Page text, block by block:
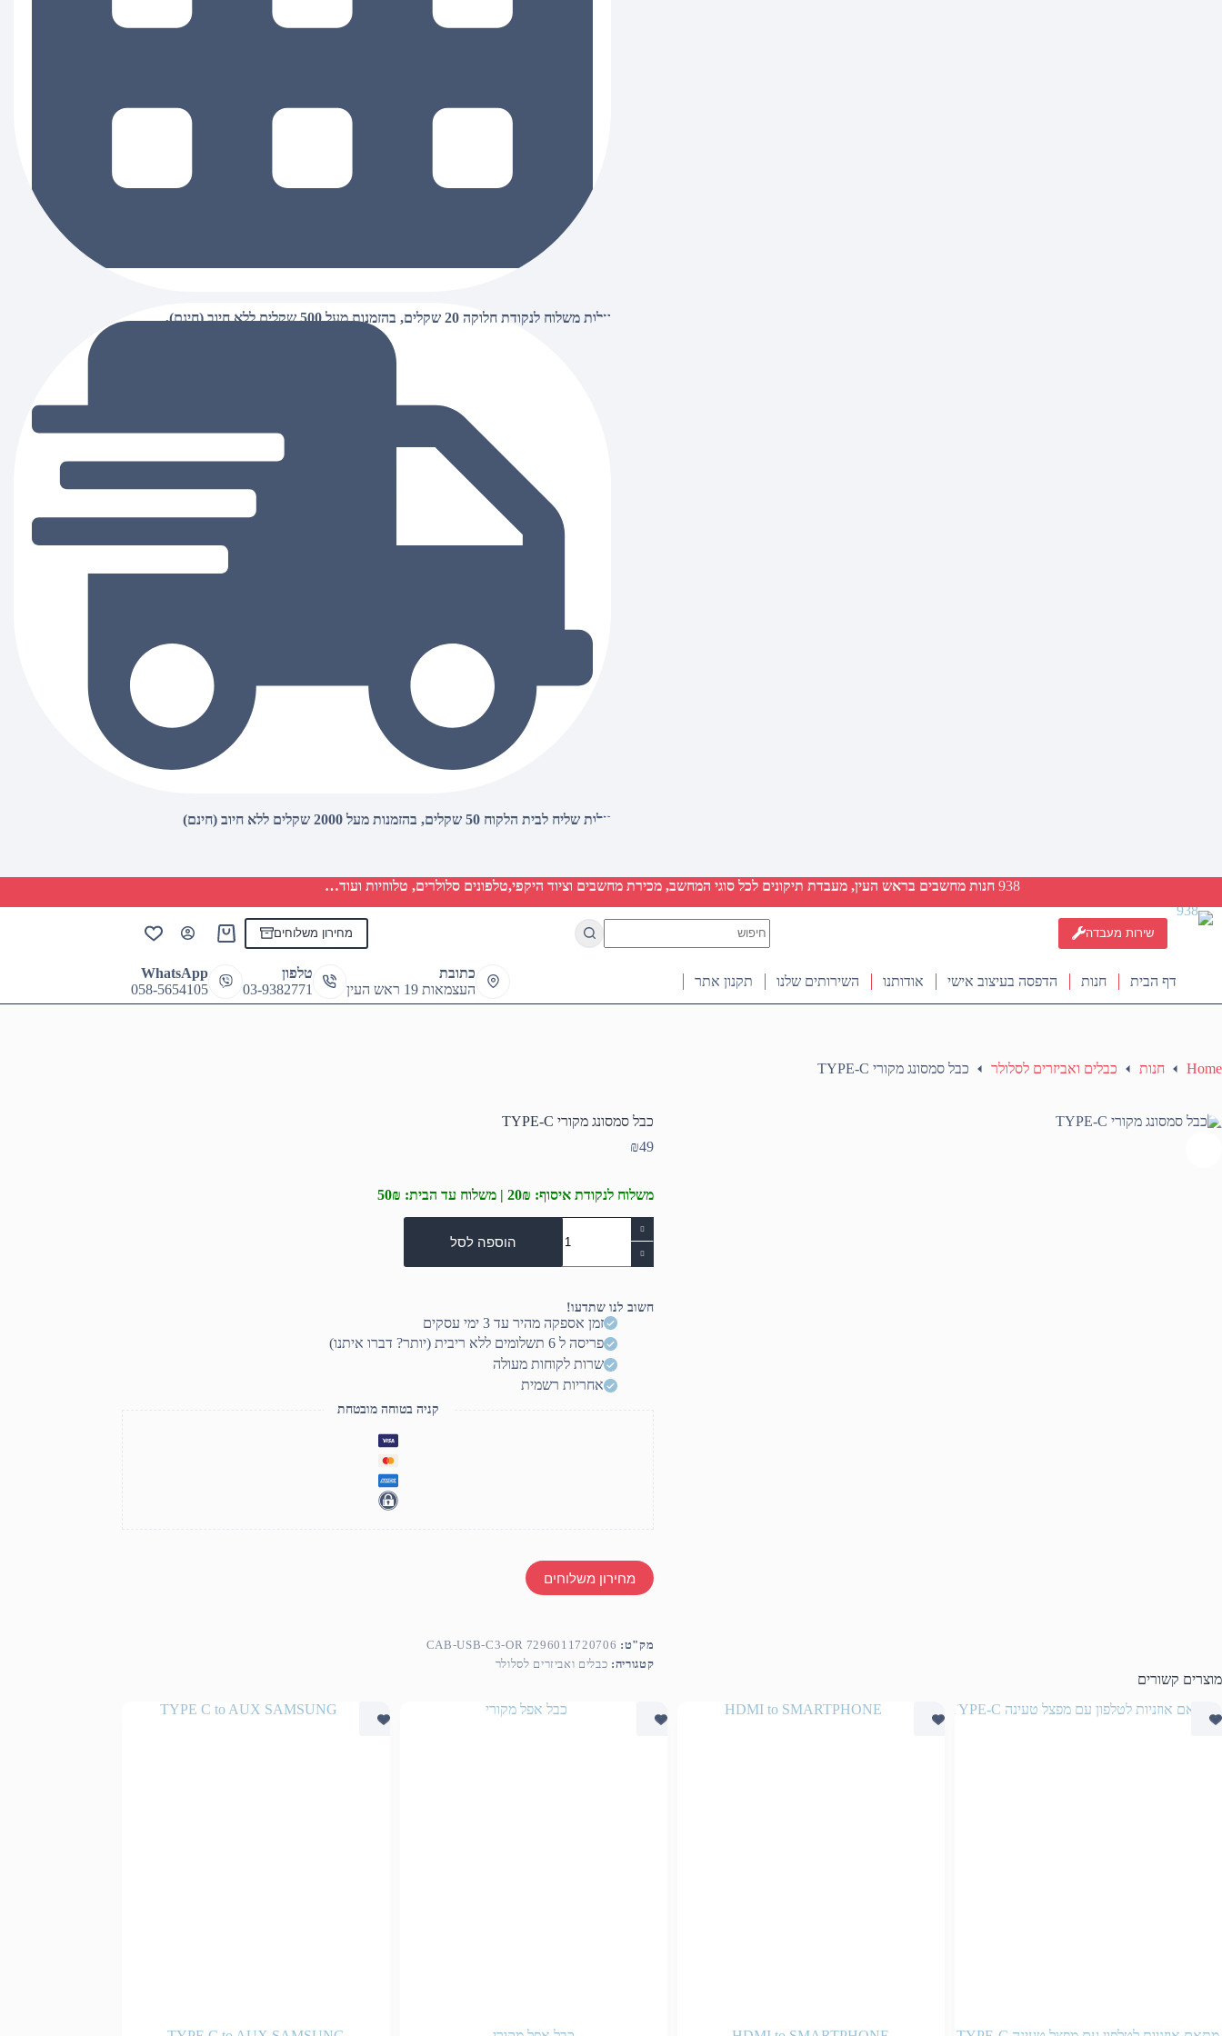
עלות משלוח לנקודת חלוקה 20 שקלים, בהזמנות מעל 500 שקלים ללא חיוב (חינם),
עלות שליח לבית הלקוח 50 שקלים, בהזמנות מעל 2000 שקלים ללא חיוב (חינם)
938 חנות מחשבים בראש העין, מעבדת תיקונים לכל סוגי המחשב, מכירת מחשבים וציוד היקפי,טלפונים סלולרים, טלווזיות ועוד…
שירות מעבדה
results
מחירון משלוחים
Shopping
דף הבית
חנות הדפסה בעיצוב אישי אודותנו השירותים שלנו תקנון אתר
כתובת
העצמאות 19 ראש העין
טלפון
03-9382771
WhatsApp
058-5654105
Home חנות כבלים ואביזרים לסלולר כבל סמסונג מקורי TYPE-C
כבל סמסונג מקורי TYPE-C
₪49
משלוח לנקודת איסוף: 20₪ | משלוח עד הבית: 50₪
כמות
של
כבל
סמסונג
TYPE-
C
הוספה לסל
חשוב לנו שתדעו!
זמן אספקה מהיר עד 3 ימי עסקים
פריסה ל 6 תשלומים ללא ריבית (יותר? דברו איתנו)
שרות לקוחות מעולה
אחריות רשמית
קניה בטוחה מובטחת
מחירון משלוחים
מק"ט: CAB-USB-C3-OR 7296011720706
קטגוריה: כבלים ואביזרים לסלולר
מוצרים קשורים